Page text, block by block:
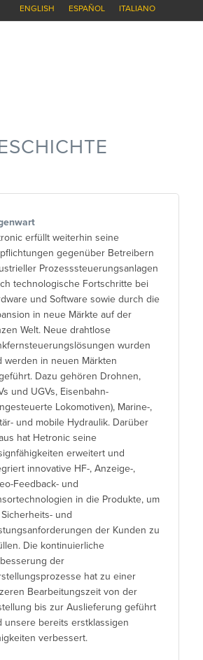
ENGLISH ESPAÑOL ITALIANO
erfüllt weiterhin seine
gegenüber Betreibern
Prozesssteuerungsanlagen
technologische Fortschritte bei
und Software sowie durch die
in neue Märkte auf der
Welt. Neue drahtlose
wurden
werden in neuen Märkten
Dazu gehören Drohnen,
und UGVs, Eisenbahn-
Lokomotiven), Marine-,
und mobile Hydraulik. Darüber
hat Hetronic seine
erweitert und
innovative HF-, Anzeige-,
Feedback- und
in die Produkte, um
und
der Kunden zu
Die kontinuierliche
der
hat zu einer
Bearbeitungszeit von der
bis zur Auslieferung geführt
unsere bereits erstklassigen
verbessert.